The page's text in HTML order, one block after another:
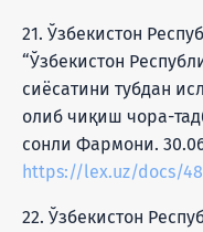
21. Ўзбекистон
“Ўзбекистон
сиёсатини тубдан
олиб чиқиш чора-
сонли Фармони.
https://lex.uz/docs/
22. Ўзбекистон